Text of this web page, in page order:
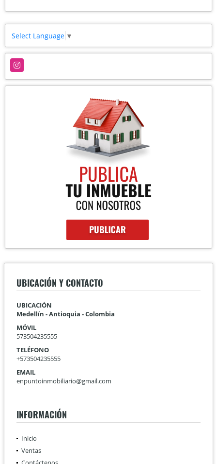
Select Language ▼
Instagram
UBICACIÓN Y CONTACTO
UBICACIÓN
Medellín - Antioquia - Colombia
MÓVIL
573504235555
TELÉFONO
+573504235555
EMAIL
enpuntoinmobiliario@gmail.com
INFORMACIÓN
Inicio
Ventas